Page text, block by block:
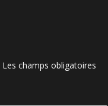
Les champs obligatoires